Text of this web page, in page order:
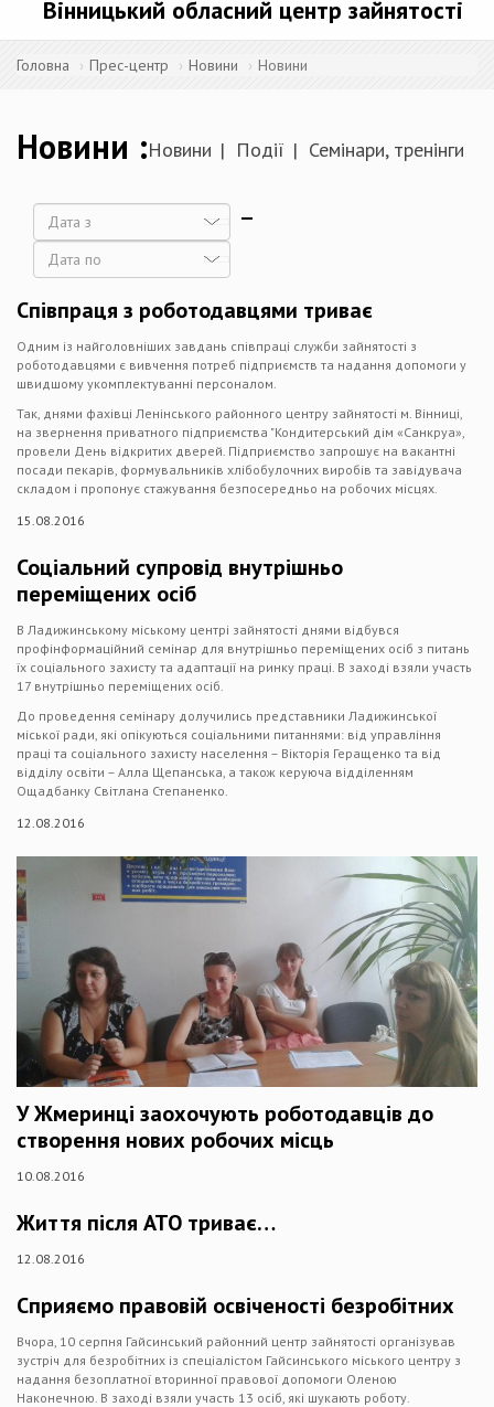
Вінницький обласний центр зайнятості
Головна Прес-центр Новини Новини
Новини Новини Події Семінари, тренінги
Дата
Співпраця з роботодавцями триває
Одним із найголовніших завдань співпраці служби зайнятості з
роботодавцями є вивчення потреб підприємств та надання допомоги у
швидшому укомплектуванні персоналом.
Так, днями фахівці Ленінського районного центру зайнятості м. Вінниці,
на звернення приватного підприємства "Кондитерський дім «Санкруа»,
провели День відкритих дверей. Підприємство запрошує на вакантні
посади пекарів, формувальників хлібобулочних виробів та завідувача
складом і пропонує стажування безпосередньо на робочих місцях.
15.08.2016
Соціальний супровід внутрішньо
переміщених осіб
В Ладижинському міському центрі зайнятості днями відбувся
профінформаційний семінар для внутрішньо переміщених осіб з питань
їх соціального захисту та адаптації на ринку праці. В заході взяли участь
17 внутрішньо переміщених осіб.
До проведення семінару долучились представники Ладижинської
міської ради, які опікуються соціальними питаннями: від управління
праці та соціального захисту населення – Вікторія Геращенко та від
відділу освіти – Алла Щепанська, а також керуюча відділенням
Ощадбанку Світлана Степаненко.
12.08.2016
У Жмеринці заохочують роботодавців до
створення нових робочих місць
10.08.2016
Життя після АТО триває…
12.08.2016
Сприяємо правовій освіченості безробітних
Вчора, 10 серпня Гайсинський районний центр зайнятості організував
зустріч для безробітних із спеціалістом Гайсинського міського центру з
надання безоплатної вторинної правової допомоги Оленою
Наконечною. В заході взяли участь 13 осіб, які шукають роботу.